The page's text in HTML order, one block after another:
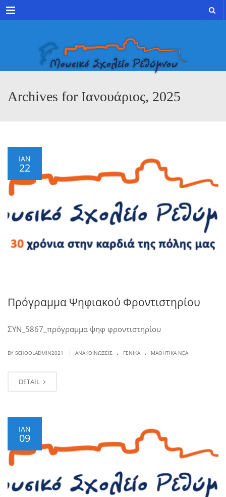
Menu
Archives for Ιανουάριος, 2025
ΙΑΝ
22
Πρόγραμμα Ψηφιακού Φροντιστηρίου
ΣΥΝ_5867_πρόγραμμα ψηφ φροντιστηρίου
BY SCHOOLADMIN2021 ΑΝΑΚΟΙΝΏΣΕΙΣ . ΓΕΝΙΚΆ . ΜΑΘΗΤΙΚΆ ΝΈΑ
DETAIL
ΙΑΝ
09